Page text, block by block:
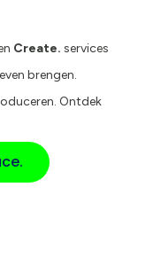
Create. services
brengen.
Ontdek